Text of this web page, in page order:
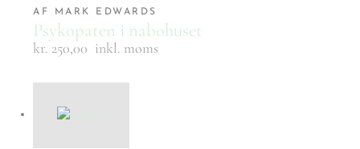
AF MARK EDWARDS
Psykopaten i nabohuset
kr. 250,00 inkl. moms